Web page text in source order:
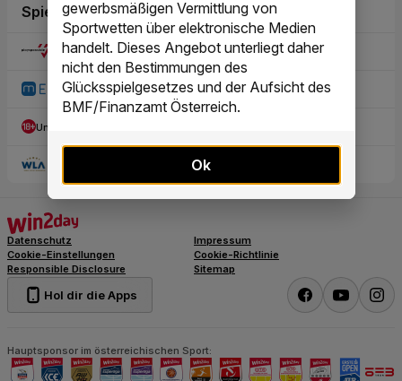
gewerbsmäßigen Vermittlung von
Sportwetten über elektronische Medien
handelt. Dieses Angebot unterliegt daher
nicht den Bestimmungen des
Glücksspielgesetzes und der Aufsicht des
BMF/Finanzamt Österreich.
Ok